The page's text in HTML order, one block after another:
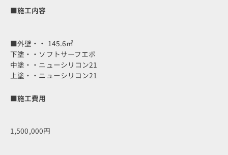
■施工内容
■外壁・・ 145.6㎡
下塗・・ソフトサーフエポ
中塗・・ニューシリコン21
上塗・・ニューシリコン21
■施工費用
1,500,000円